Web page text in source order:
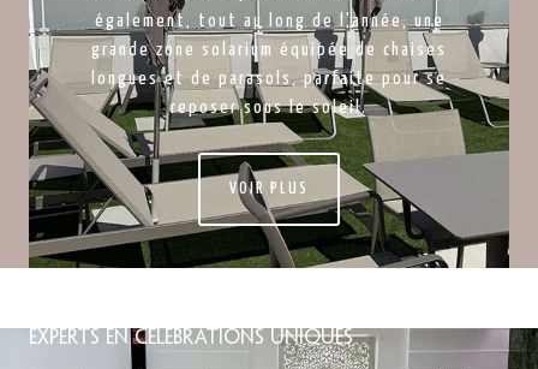
également, tout au long de l'année, une
grande zone solarium équipée de chaises
longues et de parasols, parfaite pour se
reposer sous le soleil.
VOIR PLUS
Experts en célébrations uniques